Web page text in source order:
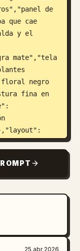
de
que cae
y el
mate","tela
floral negro
fina en
limpio en
de
de moda
el
25 abr 2026